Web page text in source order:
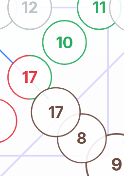
9
17
10
11
12
8
17